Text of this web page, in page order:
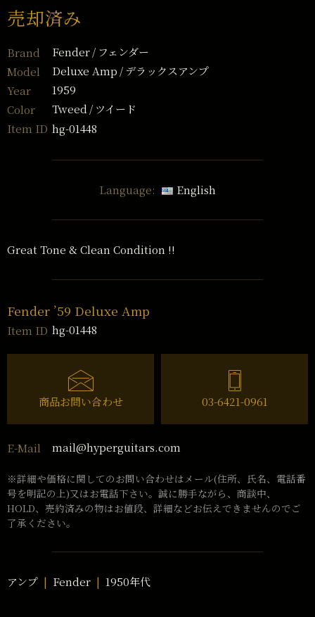
売却済み
Brand Fender
フェンダー
Model
Deluxe Amp
デラックスアンプ
Year
1959
Color
Tweed
ツイード
Item ID hg-01448
Language: English
Great Tone & Clean Condition !!
Fender ’59 Deluxe Amp
Item ID hg-01448
商品お問い合わせ 03-6421-0961
E-Mail mail@hyperguitars.com
※詳細や価格に関してのお問い合わせはメール(住所、氏名、電話番
号を明記の上)又はお電話下さい。誠に勝手ながら、商談中、
HOLD、売約済みの物はお値段、詳細などお伝えできませんのでご
了承ください。
アンプ Fender 1950年代